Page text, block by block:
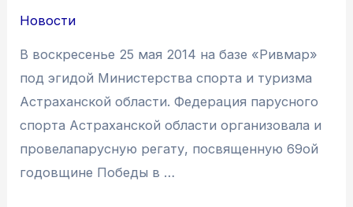
Новости
В воскресенье 25 мая 2014 на базе «Ривмар»
под эгидой Министерства спорта и туризма
Астраханской области. Федерация парусного
спорта Астраханской области организовала и
провелапарусную регату, посвященную 69ой
годовщине Победы в …